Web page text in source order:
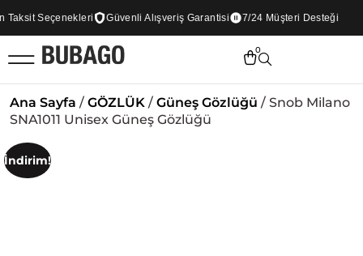
Seçenekleri Güvenli Alışveriş Garantisi 7/24 Müşteri Desteği
0
Ana Sayfa / GÖZLÜK / Güneş Gözlüğü / Snob Milano
SNA1011 Unisex Güneş Gözlüğü
İndirim!